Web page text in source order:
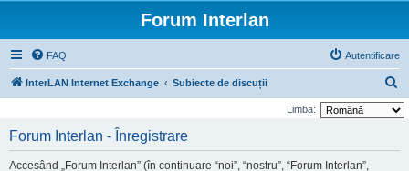
Forum Interlan
FAQ Autentificare
InterLAN Internet Exchange Subiecte de discuții
ă
Limba:
Forum Interlan - Înregistrare
Accesând „Forum Interlan” (în continuare “noi”, “nostru”, “Forum Interlan”,